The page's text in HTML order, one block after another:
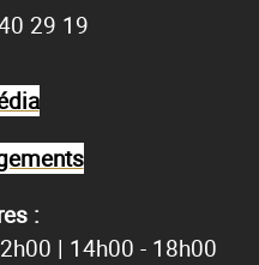
29 19
:
| 14h00 - 18h00